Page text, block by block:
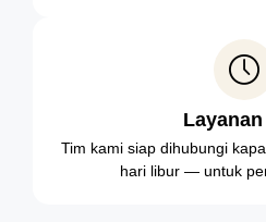
Layanan
Tim kami siap dihubungi
hari libur — untuk